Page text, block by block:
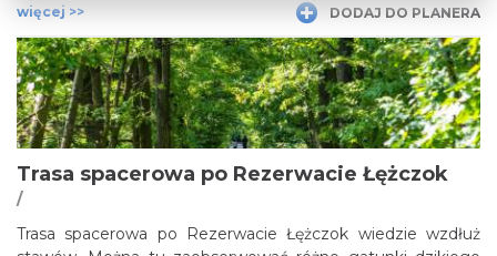
więcej >> DODAJ DO PLANERA
Trasa spacerowa po Rezerwacie Łężczok
/
Trasa spacerowa po Rezerwacie Łężczok wiedzie wzdłuż